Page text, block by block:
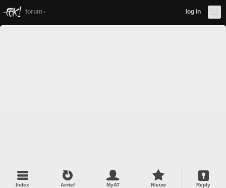
forum log in
Index Actief MyAT Nieuw Reply